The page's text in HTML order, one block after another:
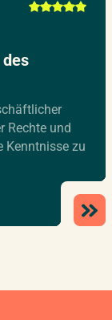
Rechte und
Kenntnisse zu